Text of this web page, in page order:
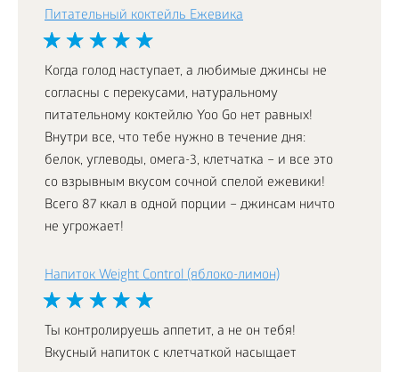
Питательный коктейль Ежевика
Когда голод наступает, а любимые джинсы не
согласны с перекусами, натуральному
питательному коктейлю Yoo Go нет равных!
Внутри все, что тебе нужно в течение дня:
белок, углеводы, омега-3, клетчатка – и все это
со взрывным вкусом сочной спелой ежевики!
Всего 87 ккал в одной порции – джинсам ничто
не угрожает!
Напиток Weight Control (яблоко-лимон)
Ты контролируешь аппетит, а не он тебя!
Вкусный напиток с клетчаткой насыщает